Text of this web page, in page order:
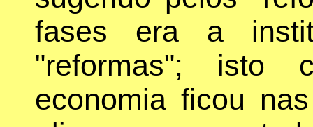
fases era a
"reformas"; isto
economia ficou